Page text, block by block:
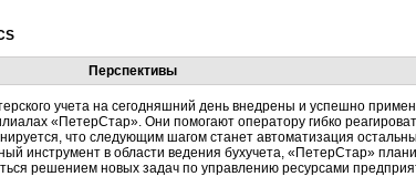
Перспективы
учета на сегодняшний день внедрены и успешно
«ПетерСтар». Они помогают оператору гибко
что следующим шагом станет автоматизация
инструмент в области ведения бухучета, «ПетерСтар»
решением новых задач по управлению ресурсами